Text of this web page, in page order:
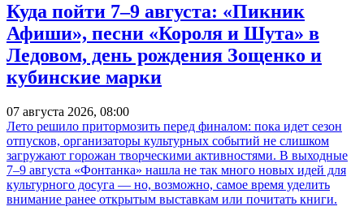
Куда пойти 7–9 августа: «Пикник
Афиши», песни «Короля и Шута» в
Ледовом, день рождения Зощенко и
кубинские марки
07 августа 2026, 08:00
Лето решило притормозить перед финалом: пока идет сезон
отпусков, организаторы культурных событий не слишком
загружают горожан творческими активностями. В выходные
7–9 августа «Фонтанка» нашла не так много новых идей для
культурного досуга — но, возможно, самое время уделить
внимание ранее открытым выставкам или почитать книги.